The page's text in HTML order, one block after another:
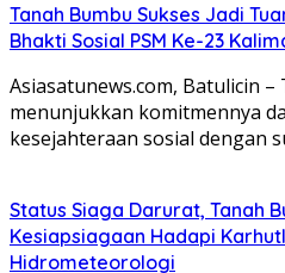
Tanah Bumbu Sukses Jadi
Bhakti Sosial PSM Ke-23
Asiasatunews.com, Batulicin
menunjukkan komitmennya
kesejahteraan sosial dengan
Status Siaga Darurat, Tanah
Kesiapsiagaan Hadapi
Hidrometeorologi